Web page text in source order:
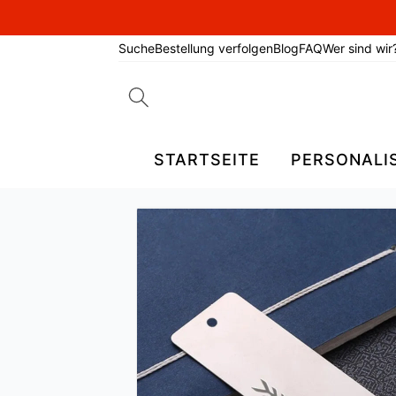
SucheBestellung verfolgenBlogFAQWer sind
STARTSEITE